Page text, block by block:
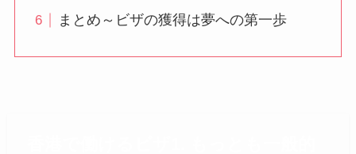
まとめ～ビザの獲得は夢への第一歩